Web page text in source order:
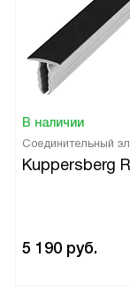
я чувствую, что
красивый и
электроэнергию,
Каждый день
пожалела о
В наличии
Соединительный
Kuppersberg
5 190 руб.